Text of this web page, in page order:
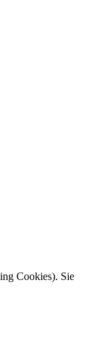
Cookies). Sie